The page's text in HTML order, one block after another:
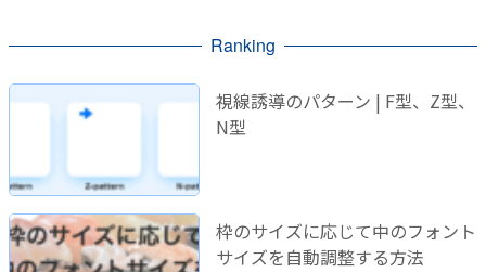
Ranking
視線誘導のパターン | F型、Z型、
N型
枠のサイズに応じて中のフォント
サイズを自動調整する方法